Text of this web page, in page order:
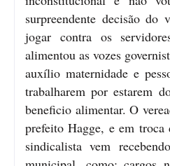
surpreendente decisão do
jogar contra os
alimentou as vozes
auxílio maternidade e
trabalharem por estarem
beneficio alimentar. O
prefeito Hagge, e em
sindicalista vem